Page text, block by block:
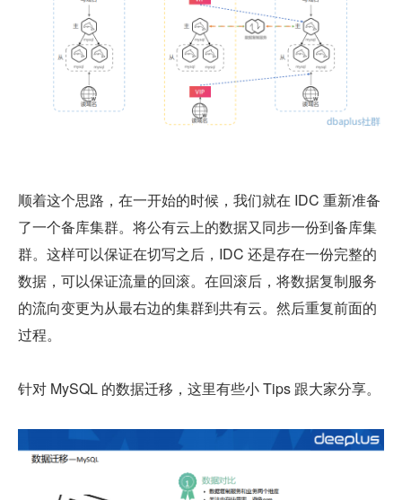
顺着这个思路，在一开始的时候，我们就在 IDC 重新准备
了一个备库集群。将公有云上的数据又同步一份到备库集
群。这样可以保证在切写之后，IDC 还是存在一份完整的
数据，可以保证流量的回滚。在回滚后，将数据复制服务
的流向变更为从最右边的集群到共有云。然后重复前面的
过程。
针对 MySQL 的数据迁移，这里有些小 Tips 跟大家分享。